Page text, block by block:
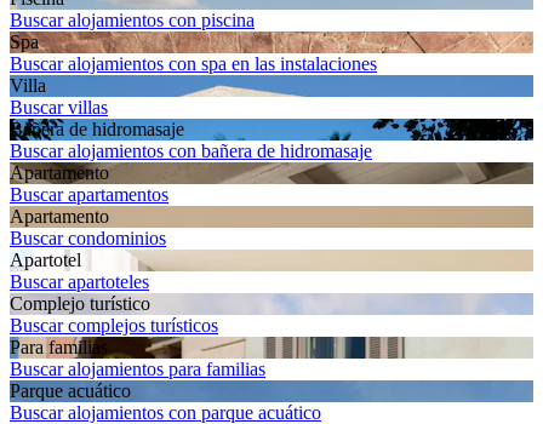
Buscar alojamientos con piscina
Spa
Buscar alojamientos con spa en las instalaciones
Villa
Buscar villas
Bañera de hidromasaje
Buscar alojamientos con bañera de hidromasaje
Apartamento
Buscar apartamentos
Apartamento
Buscar condominios
Apartotel
Buscar apartoteles
Complejo turístico
Buscar complejos turísticos
Para familias
Buscar alojamientos para familias
Parque acuático
Buscar alojamientos con parque acuático